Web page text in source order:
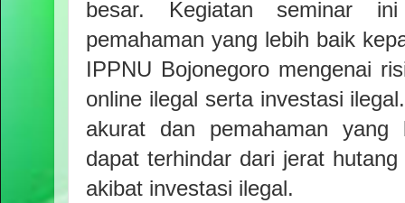
besar. Kegiatan seminar
pemahaman yang lebih baik
IPPNU Bojonegoro mengenai
online ilegal serta investasi
akurat dan pemahaman yang
dapat terhindar dari jerat
akibat investasi ilegal.